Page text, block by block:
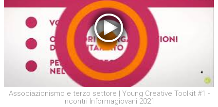
Associazionismo e terzo settore | Young Creative Toolkit #1 -
Incontri Informagiovani 2021